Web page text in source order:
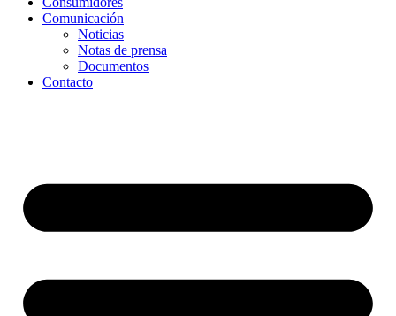
Comunicación
Noticias
Notas de prensa
Documentos
Contacto